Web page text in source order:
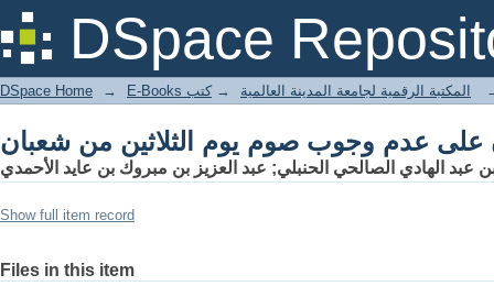
DSpace
على عدم وجوب صوم يوم الثلاثين من شعبان
DSpace Home → E-Books المكتبة الرقمية لجامعة المدينة العالمية → كتب
على عدم وجوب صوم يوم الثلاثين من شعبان
عبد الهادي الصالحي الحنبلي; عبد العزيز بن مبروك بن عايد الأحمدي
Show full item record
Files in this item